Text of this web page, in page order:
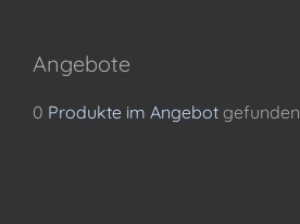
Angebote
0 Produkte im Angebot gefunden